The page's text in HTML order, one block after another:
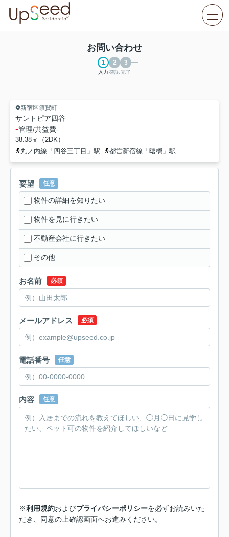
お問い合わせ
入力 確認完了
新宿区須賀町
サントピア四谷
-管理/共益費-
38.38㎡（2DK）
丸ノ内線「四谷三丁目」駅
都営新宿線「曙橋」駅
要望 任意
物件の詳細を知りたい
物件を見に行きたい
不動産会社に行きたい
その他
お名前 必須
メールアドレス 必須
電話番号 任意
内容 任意
※利用規約およびプライバシーポリシーを必ずお読みいた
だき、同意の上確認画面へお進みください。